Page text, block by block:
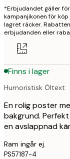
*Erbjudandet gäller
kampanjikonen för
lagret räcker.
erbjudanden eller
Finns i lager
Humoristisk Öltext
En rolig poster
bakgrund.
en avslappnad
Ram ingår ej.
PS57187-4